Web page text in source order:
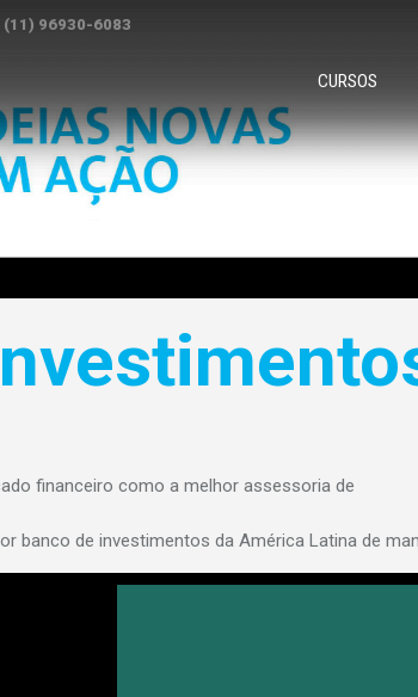
(11) 96930-6083
CURSOS
financeiro como a melhor assessoria de
banco de investimentos da América Latina de